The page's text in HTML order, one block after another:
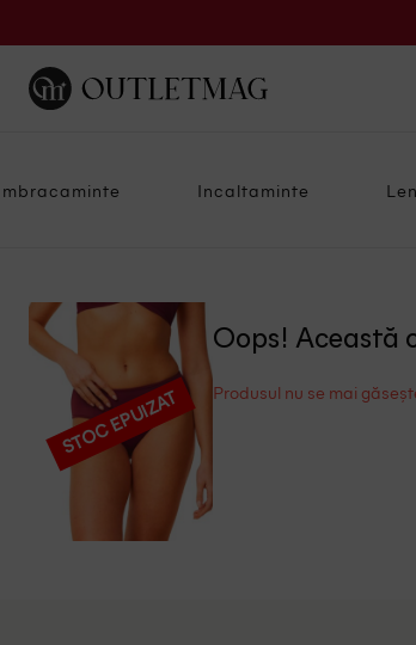
Incaltaminte
STOC EPUIZAT
Oops! Această
Produsul nu se mai